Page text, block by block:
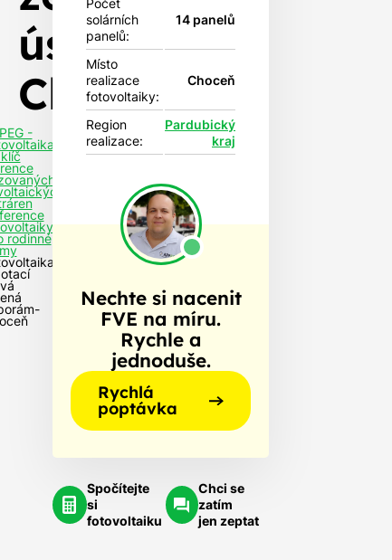
úsporám-
Choceň
-
rodinné
Počet
solárních
panelů:
14 panelů
Místo
realizace
fotovoltaiky:
Choceň
Region
realizace:
Pardubický
kraj
Nechte si nacenit
FVE na míru.
Rychle a
jednoduše.
Rychlá
poptávka
Spočítejte
si
fotovoltaiku
Chci se
zatím
jen zeptat